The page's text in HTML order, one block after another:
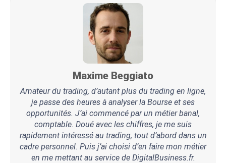
Maxime Beggiato
Amateur du trading, d’autant plus du trading en ligne,
je passe des heures à analyser la Bourse et ses
opportunités. J’ai commencé par un métier banal,
comptable. Doué avec les chiffres, je me suis
rapidement intéressé au trading, tout d’abord dans un
cadre personnel. Puis j’ai choisi d’en faire mon métier
en me mettant au service de DigitalBusiness.fr.